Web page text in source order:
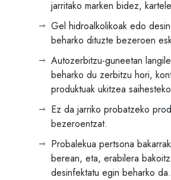
jarritako marken bidez,
Gel hidroalkolikoak edo
beharko dituzte bezeroen
Autozerbitzu-guneetan
beharko du zerbitzu hori,
produktuak ukitzea
Ez da jarriko probatzeko
bezeroentzat.
Probalekua pertsona
berean, eta, erabilera
desinfektatu egin beharko da.